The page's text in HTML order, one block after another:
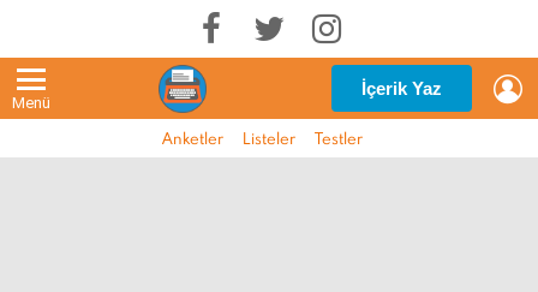
Menü
İçerik Yaz
Anketler Listeler Testler